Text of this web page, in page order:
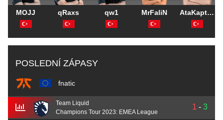
MOJJ qRaxs qw1 MrFaliN AtaKaptan
POSLEDNÍ ZÁPASY
fnatic
Team Liquid
Champions Tour 2023: EMEA League
1 - 3